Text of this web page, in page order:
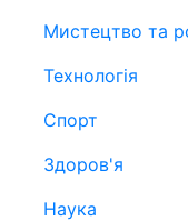
Мистецтво та
Технологія
Спорт
Здоров'я
Наука